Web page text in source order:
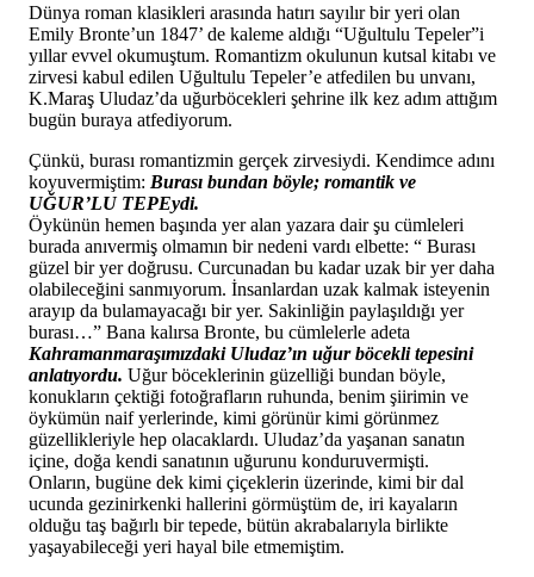
Dünya roman klasikleri arasında hatırı sayılır bir yeri olan
Emily Bronte’un 1847’ de kaleme aldığı “Uğultulu Tepeler”i
yıllar evvel okumuştum. Romantizm okulunun kutsal kitabı ve
zirvesi kabul edilen Uğultulu Tepeler’e atfedilen bu unvanı,
K.Maraş Uludaz’da uğurböcekleri şehrine ilk kez adım attığım
bugün buraya atfediyorum.
Çünkü, burası romantizmin gerçek zirvesiydi. Kendimce adını
koyuvermiştim: Burası bundan böyle; romantik ve
UĞUR’LU TEPEydi.
Öykünün hemen başında yer alan yazara dair şu cümleleri
burada anıvermiş olmamın bir nedeni vardı elbette: “ Burası
güzel bir yer doğrusu. Curcunadan bu kadar uzak bir yer daha
olabileceğini sanmıyorum. İnsanlardan uzak kalmak isteyenin
arayıp da bulamayacağı bir yer. Sakinliğin paylaşıldığı yer
burası…” Bana kalırsa Bronte, bu cümlelerle adeta
Kahramanmaraşımızdaki Uludaz’ın uğur böcekli tepesini
anlatıyordu. Uğur böceklerinin güzelliği bundan böyle,
konukların çektiği fotoğrafların ruhunda, benim şiirimin ve
öykümün naif yerlerinde, kimi görünür kimi görünmez
güzellikleriyle hep olacaklardı. Uludaz’da yaşanan sanatın
içine, doğa kendi sanatının uğurunu konduruvermişti.
Onların, bugüne dek kimi çiçeklerin üzerinde, kimi bir dal
ucunda gezinirkenki hallerini görmüştüm de, iri kayaların
olduğu taş bağırlı bir tepede, bütün akrabalarıyla birlikte
yaşayabileceği yeri hayal bile etmemiştim.